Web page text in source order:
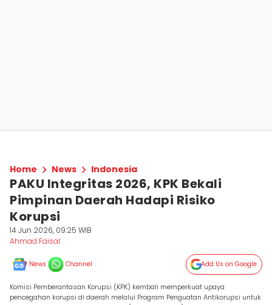
Home News Indonesia
PAKU Integritas 2026, KPK Bekali
Pimpinan Daerah Hadapi Risiko
Korupsi
14 Jun 2026, 09:25 WIB
Ahmad Faisal
News Channel Add Us on Google
Komisi Pemberantasan Korupsi (KPK) kembali memperkuat upaya
pencegahan korupsi di daerah melalui Program Penguatan Antikorupsi untuk